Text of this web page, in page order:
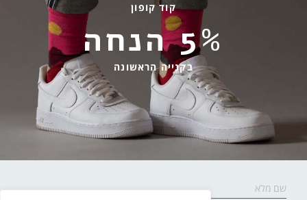
החלפות והחזרות
אספקה ומשלוחים
הצהרת נגישות
מדיניות פרטיות
שירות לקוחות
בהודעות ווטסאפ בלבד
058-7477780
contact@yodfat.shop
ימים א׳-ה׳,9:00-13:00
קוד קופון
5% הנחה
בקנייה הראשונה